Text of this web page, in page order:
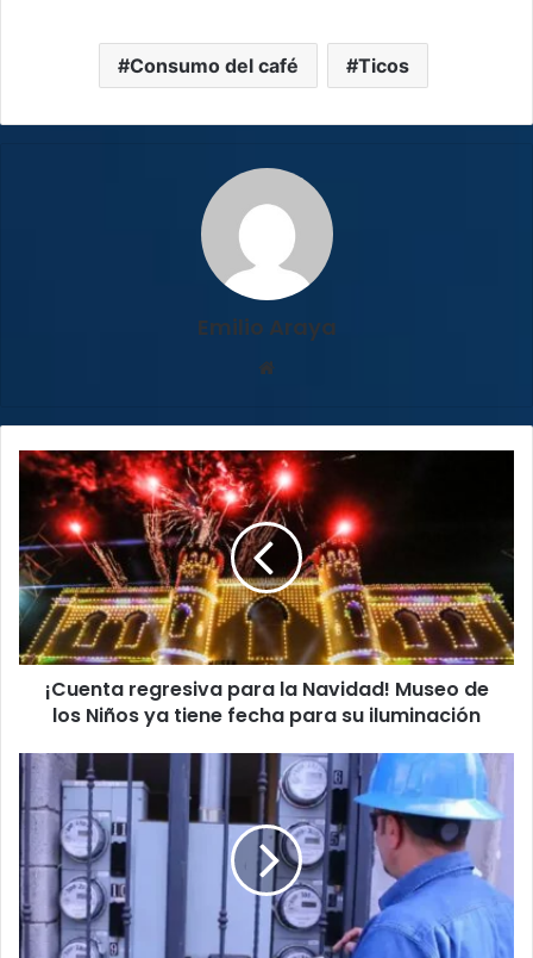
Consumo del café Ticos
Emilio Araya
¡Cuenta
regresiva
para
la
Navidad!
Museo
de
los
Niños
tiene
iluminación
¡Cuenta regresiva para la Navidad! Museo de
los Niños ya tiene fecha para su iluminación
CNFL
anuncia
cortes
luz
viernes
en